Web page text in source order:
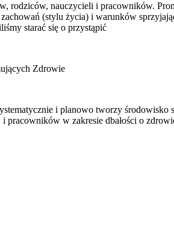
rodziców, nauczycieli i pracowników.
(stylu życia) i warunków
starać się o przystąpić
Zdrowie
i planowo tworzy
w zakresie dbałości o